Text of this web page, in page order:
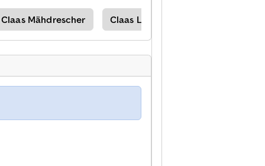
Claas Mähdrescher Claas Ladewagen